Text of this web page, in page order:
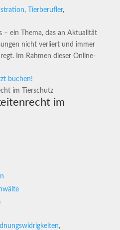
, Tierberufler,
– ein Thema, das an Aktualität
nicht verliert und immer
Im Rahmen dieser Online-
buchen!
im
,